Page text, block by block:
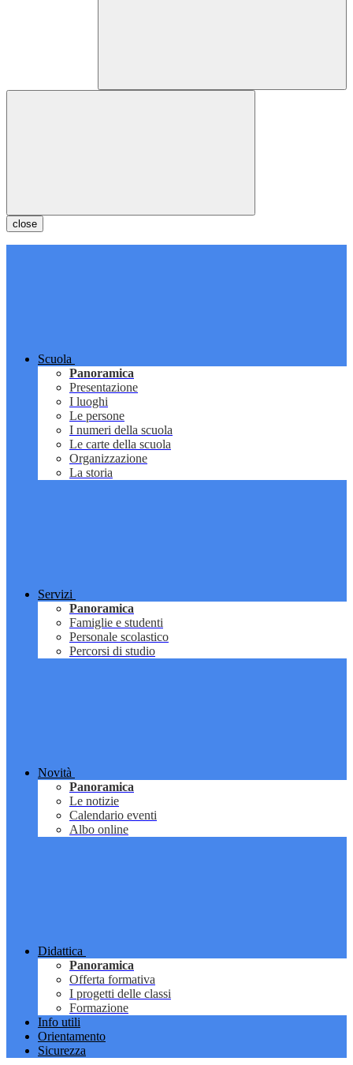
close
Scuola
Panoramica
Presentazione
I luoghi
Le persone
I numeri della scuola
Le carte della scuola
Organizzazione
La storia
Servizi
Panoramica
Famiglie e studenti
Personale scolastico
Percorsi di studio
Novità
Panoramica
Le notizie
Calendario eventi
Albo online
Didattica
Panoramica
Offerta formativa
I progetti delle classi
Formazione
Info utili
Orientamento
Sicurezza